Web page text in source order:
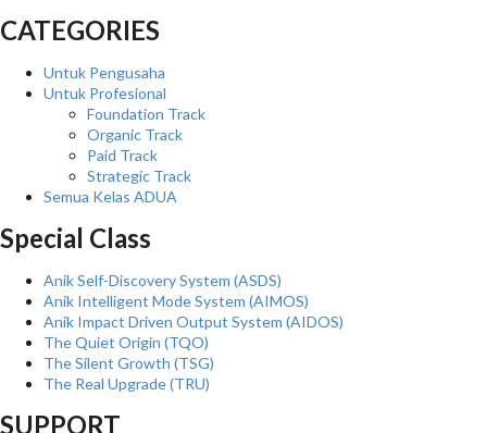
CATEGORIES
Untuk Pengusaha
Untuk Profesional
Foundation Track
Organic Track
Paid Track
Strategic Track
Semua Kelas ADUA
Special Class
Anik Self-Discovery System (ASDS)
Anik Intelligent Mode System (AIMOS)
Anik Impact Driven Output System (AIDOS)
The Quiet Origin (TQO)
The Silent Growth (TSG)
The Real Upgrade (TRU)
SUPPORT